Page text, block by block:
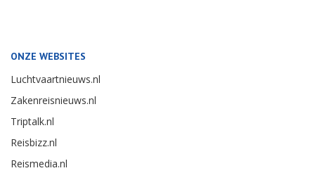
ONZE WEBSITES
Luchtvaartnieuws.nl
Zakenreisnieuws.nl
Triptalk.nl
Reisbizz.nl
Reismedia.nl